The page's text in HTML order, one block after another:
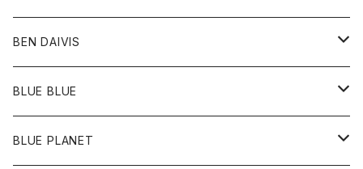
バッグ
ポーチ
トップス
Ｔシャツ
BEN DAIVIS
ポトム
パンツ
BLUE BLUE
アウター
BLUE PLANET